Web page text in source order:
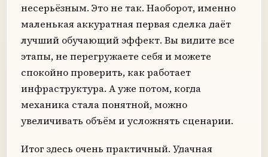
несерьёзным. Это не так. Наоборот, именно
маленькая аккуратная первая сделка даёт
лучший обучающий эффект. Вы видите все
этапы, не перегружаете себя и можете
спокойно проверить, как работает
инфраструктура. А уже потом, когда
механика стала понятной, можно
увеличивать объём и усложнять сценарии.
Итог здесь очень практичный. Удачная